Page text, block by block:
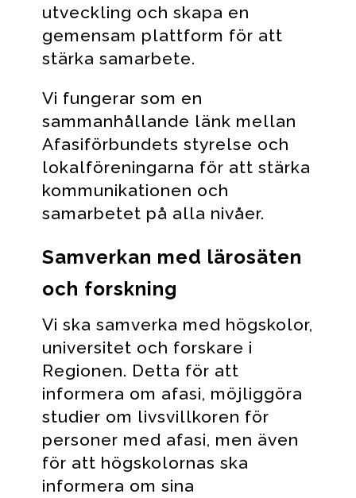
utveckling och skapa en
gemensam plattform för att
stärka samarbete.
Vi fungerar som en
sammanhållande länk mellan
Afasiförbundets styrelse och
lokalföreningarna för att stärka
kommunikationen och
samarbetet på alla nivåer.
Samverkan med lärosäten
och forskning
Vi ska samverka med högskolor,
universitet och forskare i
Regionen. Detta för att
informera om afasi, möjliggöra
studier om livsvillkoren för
personer med afasi, men även
för att högskolornas ska
informera om sina